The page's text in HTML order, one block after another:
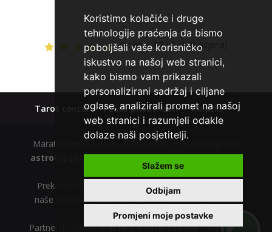
Koristimo kolačiće i druge
tehnologije praćenja da bismo
poboljšali vaše korisničko
iskustvo na našoj web stranici,
kako bismo vam prikazali
personalizirani sadržaj i ciljane
oglase, analizirali promet na našoj
web stranici i razumjeli odakle
dolaze naši posjetitelji.
Slažem se
Odbijam
Promjeni moje postavke
EVITA/ Kod 52
Tarot savjetnik je slobodan
tarot
Broj tel: 064/600-600
tel:0,93€ - mob:1,12€ min
Ocjena: 4.7 / 5 (375 ocjena)
Tarot centar Polica privatnosti Kolačići
Maratela mreže d.o.o., 072700700, +18 Copyright Ⓒ
astrologijatarot.com| Usluge smiju koristiti osobe
starije od +18 godina.
Preko 50.000 zadovoljnih tarot korisnika. Nazovite
naše tarot savjetnike odmah i uvjerite se u kvalitetu
našeg tarot centra.
Partnerski portali:trip.hr|mojtarot.com|tarot.hr